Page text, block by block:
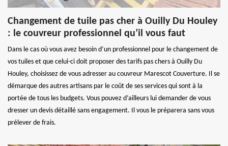
Changement de tuile pas cher à Ouilly Du Houley
: le couvreur professionnel qu’il vous faut
Dans le cas où vous avez besoin d’un professionnel pour le changement de
vos tuiles et que celui-ci doit proposer des tarifs pas chers à Ouilly Du
Houley, choisissez de vous adresser au couvreur Marescot Couverture. Il se
démarque des autres artisans par le coût de ses services qui sont à la
portée de tous les budgets. Vous pouvez d’ailleurs lui demander de vous
dresser un devis détaillé sans engagement. Il vous le préparera sans vous
prélever de frais.